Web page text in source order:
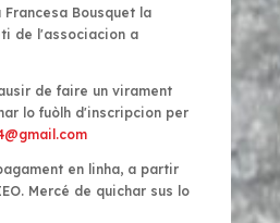
Francesa Bousquet la
de l'associacion a
de faire un virament
lo fuòlh d'inscripcion per
en linha, a partir
Mercé de quichar sus lo